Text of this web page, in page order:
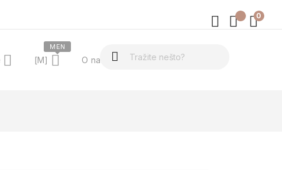
0
[M]
MEN
O nama